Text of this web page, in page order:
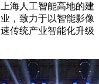
海人工智能高地的建
，致力于以智能影像
传统产业智能化升级